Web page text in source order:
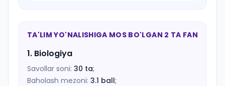
TA'LIM YO'NALISHIGA MOS BO'LGAN 2 TA FAN
1. Biologiya
Savollar soni: 30 ta;
Baholash mezoni: 3.1 ball;